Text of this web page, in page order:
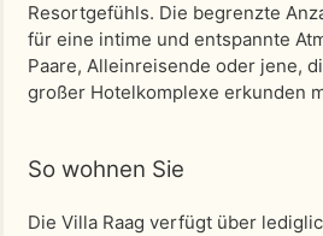
Resortgefühls. Die begrenzte
für eine intime und entspannte
Paare, Alleinreisende oder jene,
großer Hotelkomplexe erkunden
So wohnen Sie
Die Villa Raag verfügt über